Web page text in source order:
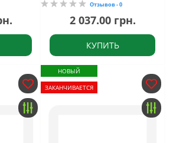
Отзывов - 0
2 037.00 грн.
КУПИТЬ
НОВЫЙ
ЗАКАНЧИВАЕТСЯ